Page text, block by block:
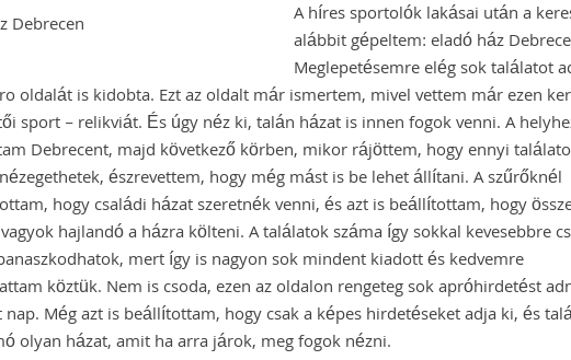
Debrecen
A híres sportolók lakásai után a
alábbit gépeltem: eladó ház
Meglepetésemre elég sok találatot
oldalát is kidobta. Ezt az oldalt már ismertem, mivel vettem már ezen
sport – relikviát. És úgy néz ki, talán házat is innen fogok venni. A
Debrecent, majd következő körben, mikor rájöttem, hogy ennyi
észrevettem, hogy még mást is be lehet állítani. A szűrőknél
hogy családi házat szeretnék venni, és azt is beállítottam, hogy
hajlandó a házra költeni. A találatok száma így sokkal kevesebbre
mert így is nagyon sok mindent kiadott és kedvemre
köztük. Nem is csoda, ezen az oldalon rengeteg sok apróhirdetést
Még azt is beállítottam, hogy csak a képes hirdetéseket adja ki, és
olyan házat, amit ha arra járok, meg fogok nézni.